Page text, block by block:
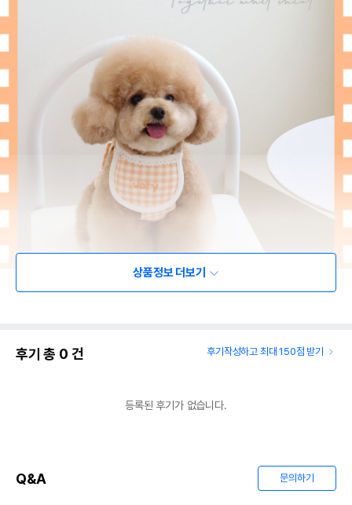
상품정보 더보기
후기 총 0 건 후기작성하고 최대 150점 받기
등록된 후기가 없습니다.
Q&A 문의하기